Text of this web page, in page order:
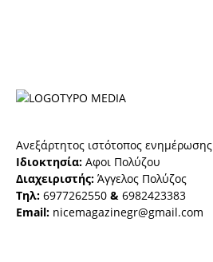
Ανεξάρτητος ιστότοπος ενημέρωσης
Ιδιοκτησία: Αφοι Πολύζου
Διαχειριστής: Άγγελος Πολύζος
Τηλ: 6977262550 & 6982423383
Email: nicemagazinegr@gmail.com